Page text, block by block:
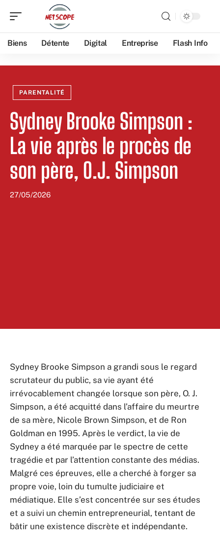
Biens Détente Digital Entreprise Flash Info
PARENTALITÉ
Sydney Brooke Simpson :
La vie après le procès de
son père, O.J. Simpson
27/05/2026
Sydney Brooke Simpson a grandi sous le regard
scrutateur du public, sa vie ayant été
irrévocablement changée lorsque son père, O. J.
Simpson, a été acquitté dans l’affaire du meurtre
de sa mère, Nicole Brown Simpson, et de Ron
Goldman en 1995. Après le verdict, la vie de
Sydney a été marquée par le spectre de cette
tragédie et par l’attention constante des médias.
Malgré ces épreuves, elle a cherché à forger sa
propre voie, loin du tumulte judiciaire et
médiatique. Elle s’est concentrée sur ses études
et a suivi un chemin entrepreneurial, tentant de
bâtir une existence discrète et indépendante.